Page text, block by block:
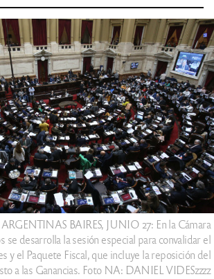
BAIRES, JUNIO 27: En la Cámara
se desarrolla la sesión especial para convalidar el
y el Paquete Fiscal, que incluye la reposición del
a las Ganancias. Foto NA: DANIEL VIDESzzzz